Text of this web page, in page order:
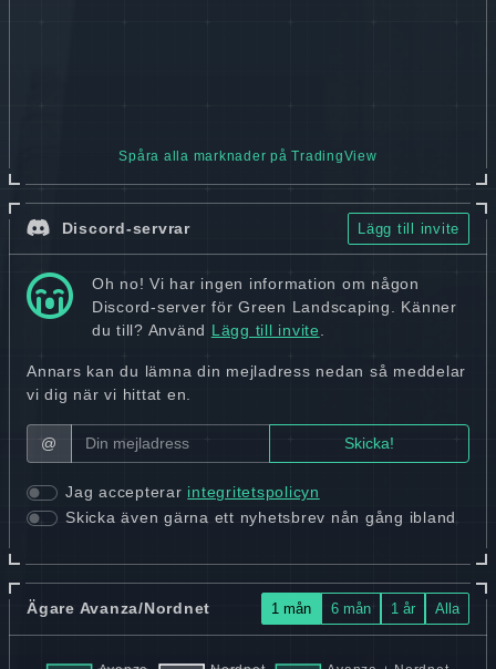
Spåra alla marknader på TradingView
Discord-servrar Lägg till invite
Oh no! Vi har ingen information om någon
Discord-server för Green Landscaping. Känner
du till? Använd Lägg till invite.
Annars kan du lämna din mejladress nedan så meddelar
vi dig när vi hittat en.
@
Jag accepterar integritetspolicyn
Skicka även gärna ett nyhetsbrev nån gång ibland
Ägare Avanza/Nordnet 1 mån 6 mån 1 år Alla